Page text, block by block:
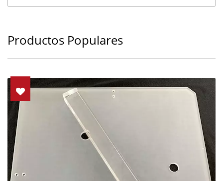
Productos Populares